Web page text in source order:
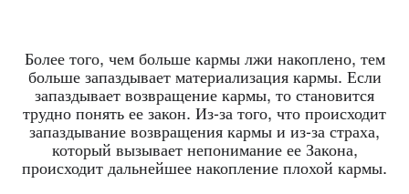
Более того, чем больше кармы лжи накоплено, тем
больше запаздывает материализация кармы. Если
запаздывает возвращение кармы, то становится
трудно понять ее закон. Из-за того, что происходит
запаздывание возвращения кармы и из-за страха,
который вызывает непонимание ее Закона,
происходит дальнейшее накопление плохой кармы.